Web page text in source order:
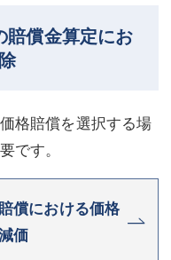
償金算定にお
格賠償を選択する場
です。
償における価格
価